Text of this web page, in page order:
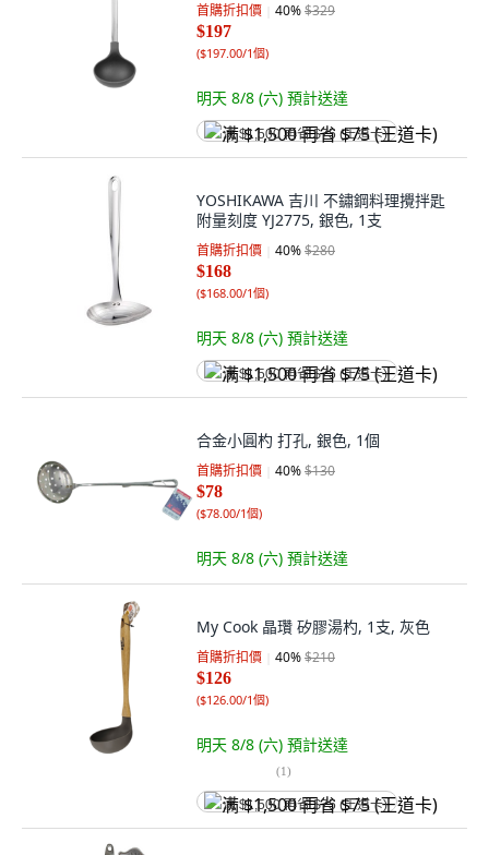
首購折扣價 40%$329
$197
($197.00/1個)
明天 8/8 (六) 預計送達
满 $1,500 再省 $75 (王道卡)
YOSHIKAWA 吉川 不鏽鋼料理攪拌匙
附量刻度 YJ2775, 銀色, 1支
首購折扣價 40%$280
$168
($168.00/1個)
明天 8/8 (六) 預計送達
满 $1,500 再省 $75 (王道卡)
合金小圓杓 打孔, 銀色, 1個
首購折扣價 40%$130
$78
($78.00/1個)
明天 8/8 (六) 預計送達
My Cook 晶瓚 矽膠湯杓, 1支, 灰色
首購折扣價 40%$210
$126
($126.00/1個)
明天 8/8 (六) 預計送達
(1)
满 $1,500 再省 $75 (王道卡)